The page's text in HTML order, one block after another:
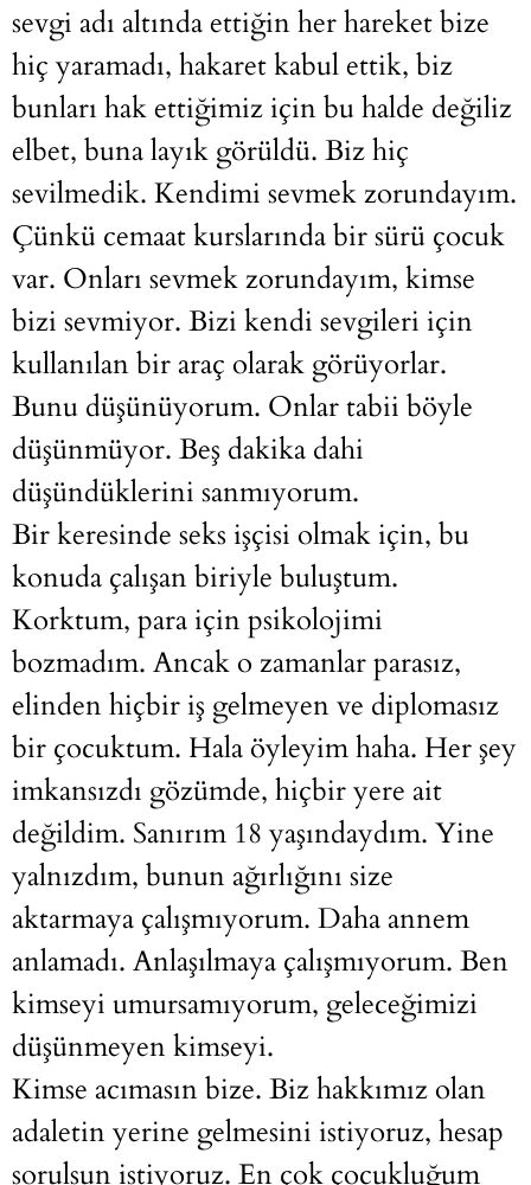
sevgi adı altında ettiğin her hareket bize
hiç yaramadı, hakaret kabul ettik, biz
bunları hak ettiğimiz için bu halde değiliz
elbet, buna layık görüldü. Biz hiç
sevilmedik. Kendimi sevmek zorundayım.
Çünkü cemaat kurslarında bir sürü çocuk
var. Onları sevmek zorundayım, kimse
bizi sevmiyor. Bizi kendi sevgileri için
kullanılan bir araç olarak görüyorlar.
Bunu düşünüyorum. Onlar tabii böyle
düşünmüyor. Beş dakika dahi
düşündüklerini sanmıyorum.
Bir keresinde seks işçisi olmak için, bu
konuda çalışan biriyle buluştum.
Korktum, para için psikolojimi
bozmadım. Ancak o zamanlar parasız,
elinden hiçbir iş gelmeyen ve diplomasız
bir çocuktum. Hala öyleyim haha. Her şey
imkansızdı gözümde, hiçbir yere ait
değildim. Sanırım 18 yaşındaydım. Yine
yalnızdım, bunun ağırlığını size
aktarmaya çalışmıyorum. Daha annem
anlamadı. Anlaşılmaya çalışmıyorum. Ben
kimseyi umursamıyorum, geleceğimizi
düşünmeyen kimseyi.
Kimse acımasın bize. Biz hakkımız olan
adaletin yerine gelmesini istiyoruz, hesap
sorulsun istiyoruz. En çok çocukluğum